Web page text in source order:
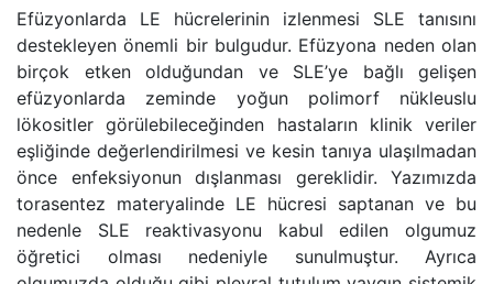
Efüzyonlarda LE hücrelerinin izlenmesi SLE tanısını
destekleyen önemli bir bulgudur. Efüzyona neden olan
birçok etken olduğundan ve SLE’ye bağlı gelişen
efüzyonlarda zeminde yoğun polimorf nükleuslu
lökositler görülebileceğinden hastaların klinik veriler
eşliğinde değerlendirilmesi ve kesin tanıya ulaşılmadan
önce enfeksiyonun dışlanması gereklidir. Yazımızda
torasentez materyalinde LE hücresi saptanan ve bu
nedenle SLE reaktivasyonu kabul edilen olgumuz
öğretici olması nedeniyle sunulmuştur. Ayrıca